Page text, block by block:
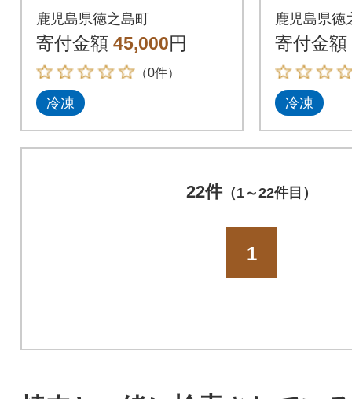
牛”ロースすき焼きギ
フト
鹿児島県徳之島町
寄付金額 45,000円
（0件）
冷凍
牛”サー
キギフ
鹿児島県徳
寄付金額
冷凍
22件（1～22件目）
1